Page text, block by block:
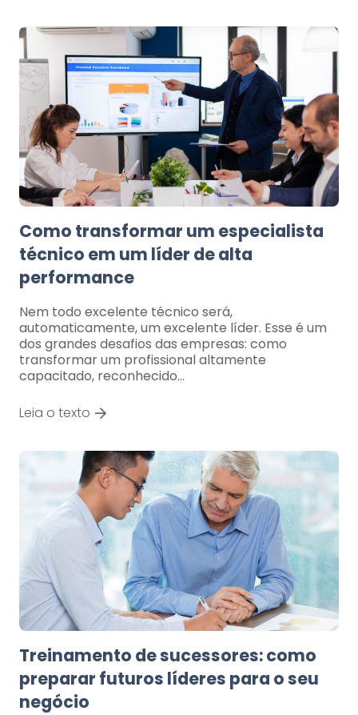
Como transformar um especialista
técnico em um líder de alta
performance
Nem todo excelente técnico será,
automaticamente, um excelente líder. Esse é um
dos grandes desafios das empresas: como
transformar um profissional altamente
capacitado, reconhecido…
Leia o texto
Treinamento de sucessores: como
preparar futuros líderes para o seu
negócio